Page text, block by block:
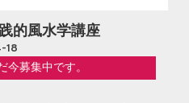
的風水学講座
18
今募集中です。